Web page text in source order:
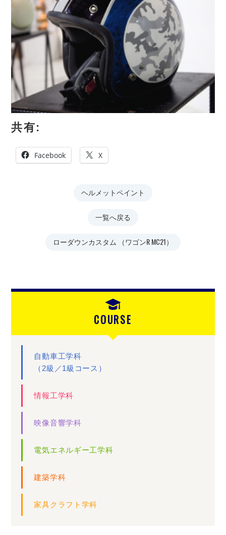
共有:
Facebook X
ヘルメットペイント
一覧へ戻る
ローダウンカスタム （ワゴンR MC21）
COURSE
自動車工学科
（2級／1級コース）
情報工学科
映像音響学科
電気エネルギー工学科
建築学科
家具クラフト学科